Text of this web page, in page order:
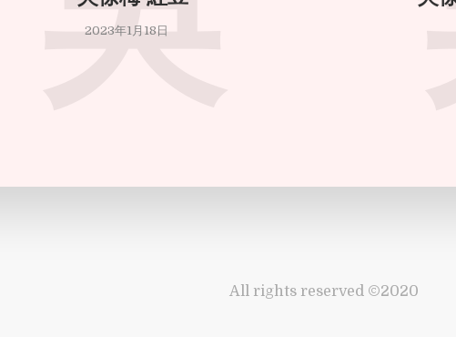
2023年1月18日
All rights reserved ©2020